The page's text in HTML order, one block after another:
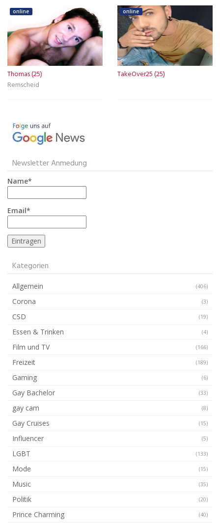
online
Thomas (25)
Remscheid
online
TakeOver25 (25)
Newsletter Anmedung
Name*
Email*
Kategorien
Allgemein (406)
Corona (3)
CSD (19)
Essen & Trinken (4)
Film und TV (166)
Freizeit (189)
Gaming (6)
Gay Bachelor (33)
gay cam (8)
Gay Cruises (15)
Influencer (5)
LGBT (133)
Mode (15)
Music (35)
Politik (20)
Prince Charming (40)